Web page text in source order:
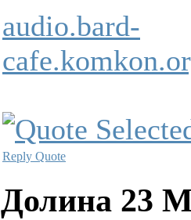
audio.bard-
Reply Quote
23